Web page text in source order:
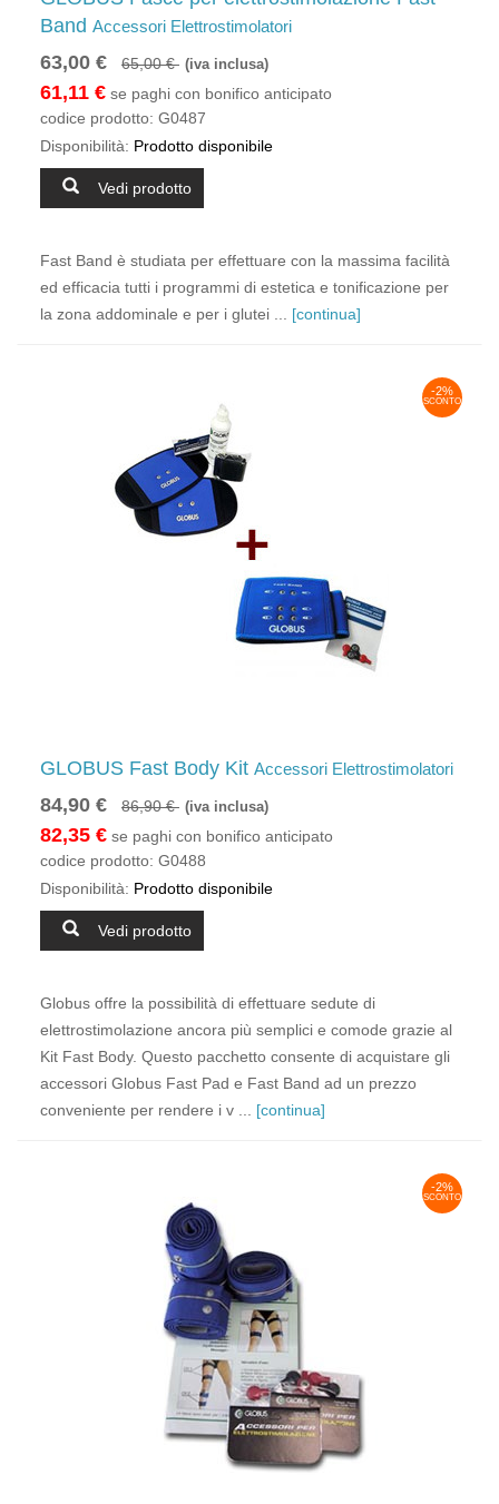
Band Accessori Elettrostimolatori
63,00 € 65,00 € (iva inclusa)
61,11 € se paghi con bonifico anticipato
codice prodotto: G0487
Disponibilità: Prodotto disponibile
Vedi prodotto
Fast Band è studiata per effettuare con la massima facilità
ed efficacia tutti i programmi di estetica e tonificazione per
la zona addominale e per i glutei ... [continua]
-2%
SCONTO
GLOBUS Fast Body Kit Accessori Elettrostimolatori
84,90 € 86,90 € (iva inclusa)
82,35 € se paghi con bonifico anticipato
codice prodotto: G0488
Disponibilità: Prodotto disponibile
Vedi prodotto
Globus offre la possibilità di effettuare sedute di
elettrostimolazione ancora più semplici e comode grazie al
Kit Fast Body. Questo pacchetto consente di acquistare gli
accessori Globus Fast Pad e Fast Band ad un prezzo
conveniente per rendere i v ... [continua]
-2%
SCONTO